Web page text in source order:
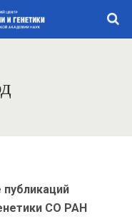
публикаций
СО РАН